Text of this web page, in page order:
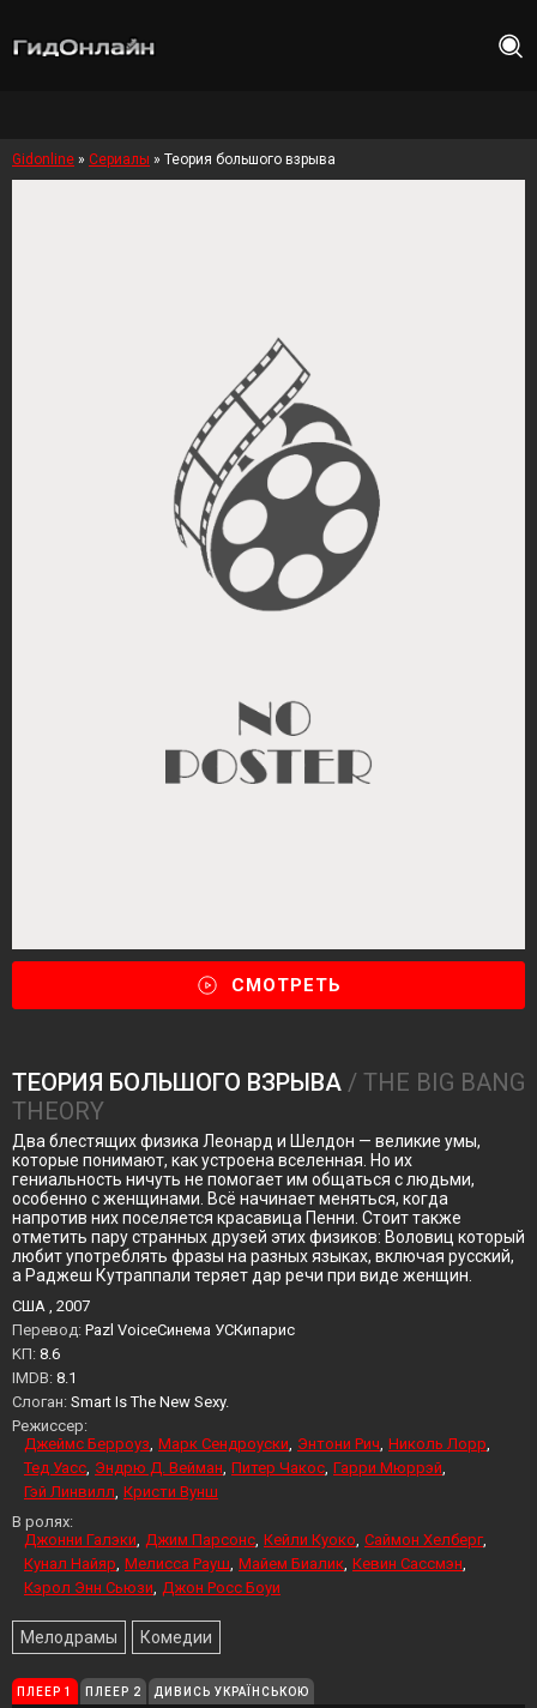
Gidonline » Сериалы » Теория большого взрыва
СМОТРЕТЬ
ТЕОРИЯ БОЛЬШОГО ВЗРЫВА / THE BIG BANG
THEORY
Два блестящих физика Леонард и Шелдон — великие умы,
которые понимают, как устроена вселенная. Но их
гениальность ничуть не помогает им общаться с людьми,
особенно с женщинами. Всё начинает меняться, когда
напротив них поселяется красавица Пенни. Стоит также
отметить пару странных друзей этих физиков: Воловиц который
любит употреблять фразы на разных языках, включая русский,
а Раджеш Кутраппали теряет дар речи при виде женщин.
США , 2007
Перевод: Pazl VoiceСинема УСКипарис
KП: 8.6
IMDB: 8.1
Слоган: Smart Is The New Sexy.
Режиссер:
Джеймс Берроуз Марк Сендроуски Энтони Рич Николь Лорр
Тед Уасс Эндрю Д. Вейман Питер Чакос Гарри Мюррэй
Гэй Линвилл Кристи Вунш
В ролях:
Джонни Галэки Джим Парсонс Кейли Куоко Саймон Хелберг
Кунал Найяр Мелисса Рауш Майем Биалик Кевин Сассмэн
Кэрол Энн Сьюзи Джон Росс Боуи
Мелодрамы Комедии
ПЛЕЕР 1 ПЛЕЕР 2 ДИВИСЬ УКРАЇНСЬКОЮ